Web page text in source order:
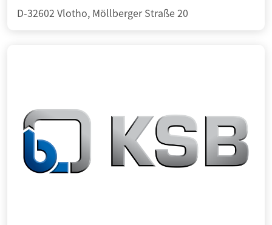
D-32602 Vlotho, Möllberger Straße 20